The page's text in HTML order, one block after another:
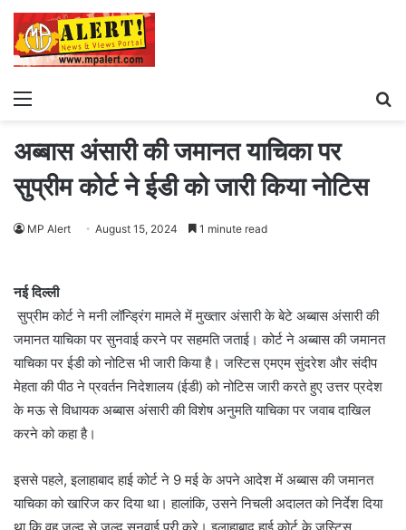
Menu
अब्बास अंसारी की जमानत याचिका पर
सुप्रीम कोर्ट ने ईडी को जारी किया नोटिस
MP Alert August 15, 2024 1 minute read
नई दिल्ली
सुप्रीम कोर्ट ने मनी लॉन्ड्रिंग मामले में मुख्तार अंसारी के बेटे अब्बास अंसारी की
जमानत याचिका पर सुनवाई करने पर सहमति जताई। कोर्ट ने अब्बास की जमानत
याचिका पर ईडी को नोटिस भी जारी किया है। जस्टिस एमएम सुंदरेश और संदीप
मेहता की पीठ ने प्रवर्तन निदेशालय (ईडी) को नोटिस जारी करते हुए उत्तर प्रदेश
के मऊ से विधायक अब्बास अंसारी की विशेष अनुमति याचिका पर जवाब दाखिल
करने को कहा है।
इससे पहले, इलाहाबाद हाई कोर्ट ने 9 मई के अपने आदेश में अब्बास की जमानत
याचिका को खारिज कर दिया था। हालांकि, उसने निचली अदालत को निर्देश दिया